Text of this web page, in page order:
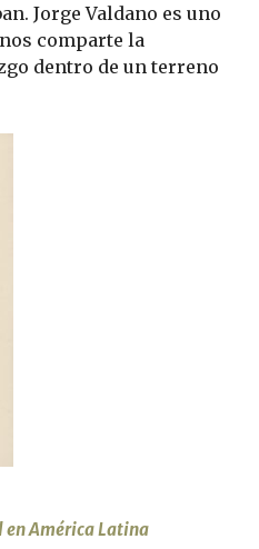
Jorge Valdano es uno
comparte la
dentro de un terreno
América Latina